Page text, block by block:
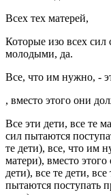
Всех тех матерей,
Которые изо всех сил
молодыми, да.
Все, что им нужно, -
, вместо этого они
Все эти дети, все те
сил пытаются
те дети), все, что им
матери), вместо
дети), все те дети,
пытаются поступать